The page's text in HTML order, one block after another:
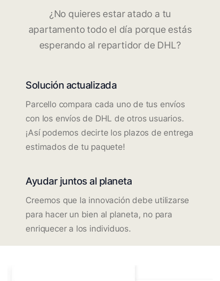
¿No quieres estar atado a tu
apartamento todo el día porque estás
esperando al repartidor de DHL?
Solución actualizada
Parcello compara cada uno de tus envíos
con los envíos de DHL de otros usuarios.
¡Así podemos decirte los plazos de entrega
estimados de tu paquete!
Ayudar juntos al planeta
Creemos que la innovación debe utilizarse
para hacer un bien al planeta, no para
enriquecer a los individuos.